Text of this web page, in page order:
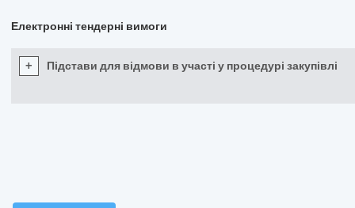
Електронні тендерні вимоги
+ Підстави для відмови в участі у процедурі закупівлі